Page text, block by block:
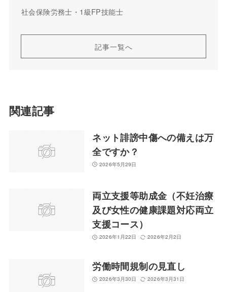
社会保険労務士・1級FP技能士
記事一覧へ
関連記事
ネット誹謗中傷への備えは万
全ですか？
2026年5月29日
両立支援等助成金（不妊治療
及び女性の健康課題対応両立
支援コース）
2026年1月22日 2026年2月2日
労働時間規制の見直し
2026年3月30日 2026年3月31日